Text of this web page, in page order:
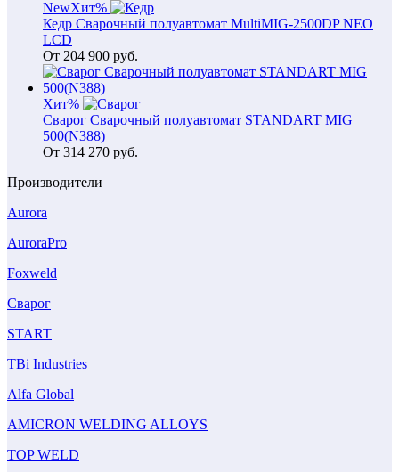
NewХит%
Кедр Сварочный полуавтомат MultiMIG-2500DP NEO
LCD
От 204 900 руб.
Хит%
Сварог Сварочный полуавтомат STANDART MIG
500(N388)
От 314 270 руб.
Производители
Aurora
AuroraPro
Foxweld
Сварог
START
TBi Industries
Alfa Global
AMICRON WELDING ALLOYS
TOP WELD